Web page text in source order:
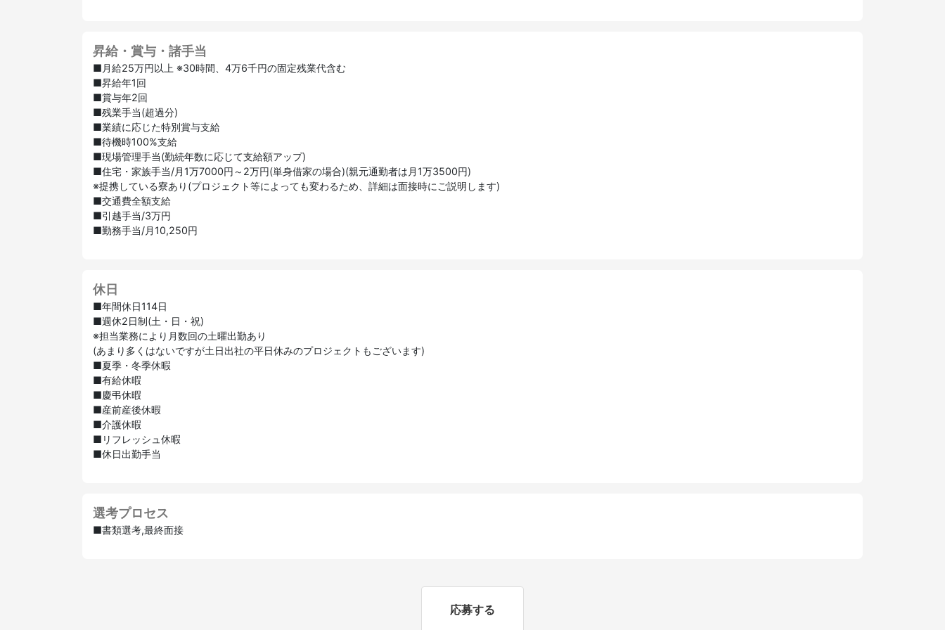
昇給・賞与・諸手当
■月給25万円以上 ※30時間、4万6千円の固定残業代含む
■昇給年1回
■賞与年2回
■残業手当(超過分)
■業績に応じた特別賞与支給
■待機時100%支給
■現場管理手当(勤続年数に応じて支給額アップ)
■住宅・家族手当/月1万7000円～2万円(単身借家の場合)(親元通勤者は月1万3500円)
※提携している寮あり(プロジェクト等によっても変わるため、詳細は面接時にご説明します)
■交通費全額支給
■引越手当/3万円
■勤務手当/月10,250円
休日
■年間休日114日
■週休2日制(土・日・祝)
※担当業務により月数回の土曜出勤あり
(あまり多くはないですが土日出社の平日休みのプロジェクトもございます)
■夏季・冬季休暇
■有給休暇
■慶弔休暇
■産前産後休暇
■介護休暇
■リフレッシュ休暇
■休日出勤手当
選考プロセス
■書類選考,最終面接
応募する